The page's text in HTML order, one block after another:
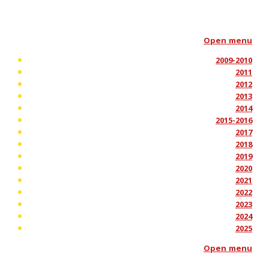
Open menu
2009-2010
2011
2012
2013
2014
2015-2016
2017
2018
2019
2020
2021
2022
2023
2024
2025
Open menu